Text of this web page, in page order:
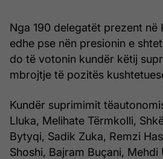
Nga 190 delegatët prezent në
edhe pse nën presionin e
do të votonin kundër këtij
mbrojtje të pozitës
Kundër suprimimit
Lluka, Melihate Tërmkolli,
Bytyqi, Sadik Zuka, Remzi
Shoshi, Bajram Buçani, Mehdi